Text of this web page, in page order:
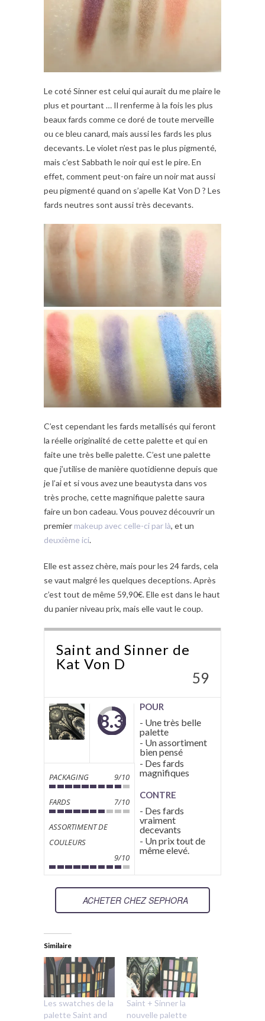
Le coté Sinner est celui qui aurait du me plaire le
plus et pourtant … Il renferme à la fois les plus
beaux fards comme ce doré de toute merveille
ou ce bleu canard, mais aussi les fards les plus
decevants. Le violet n’est pas le plus pigmenté,
mais c’est Sabbath le noir qui est le pire. En
effet, comment peut-on faire un noir mat aussi
peu pigmenté quand on s’apelle Kat Von D ? Les
fards neutres sont aussi très decevants.
C’est cependant les fards metallisés qui feront
la réelle originalité de cette palette et qui en
faite une très belle palette. C’est une palette
que j’utilise de manière quotidienne depuis que
je l’ai et si vous avez une beautysta dans vos
très proche, cette magnifique palette saura
faire un bon cadeau. Vous pouvez découvrir un
premier makeup avec celle-ci par là, et un
deuxième ici.
Elle est assez chère, mais pour les 24 fards, cela
se vaut malgré les quelques deceptions. Après
c’est tout de même 59,90€. Elle est dans le haut
du panier niveau prix, mais elle vaut le coup.
Saint and Sinner de
Kat Von D
59
8.3
PACKAGING 9/10
FARDS 7/10
ASSORTIMENT DE
COULEURS
9/10
POUR
- Une très belle
palette
- Un assortiment
bien pensé
- Des fards
magnifiques
CONTRE
- Des fards
vraiment
decevants
- Un prix tout de
même elevé.
ACHETER CHEZ SEPHORA
Similaire
Les swatches de la
palette Saint and
Saint + Sinner la
nouvelle palette